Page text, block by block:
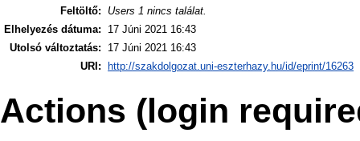
Feltöltő:
Users 1 nincs találat.
Elhelyezés dátuma:
17 Júni 2021 16:43
Utolsó változtatás:
17 Júni 2021 16:43
URI:
http://szakdolgozat.uni-eszterhazy.hu/id/eprint/16263
Actions (login